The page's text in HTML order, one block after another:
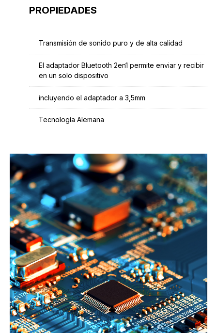
PROPIEDADES
Transmisión de sonido puro y de alta calidad
El adaptador Bluetooth 2en1 permite enviar y recibir
en un solo dispositivo
incluyendo el adaptador a 3,5mm
Tecnología Alemana